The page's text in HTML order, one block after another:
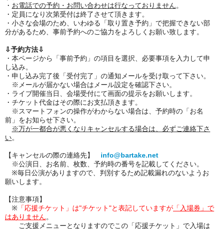
・ お電話での予約・お問い合わせは行なっておりません。
・定員になり次第受付は終了させて頂きます。
・小さな会場のため、いわゆる「取り置き予約」で把握できない部
分があるため、事前予約へのご協力をよろしくお願い致します。
⇩予約方法⇩
・本ページから「事前予約」の項目を選択、必要事項を入力して申
し込み。
・申し込み完了後「受付完了」の通知メールを受け取って下さい。
※メールが届かない場合はメール設定を確認下さい。
・ライブ開催当日、会場受付にて画面の提示をお願いします。
・チケット代金はその際にお支払頂きます。
※スマートフォンの操作がわからない場合は、予約時の「お名
前」をお知らせ下さい。
※万が一都合が悪くなりキャンセルする場合は、必ずご連絡下さ
い。
【キャンセルの際の連絡先】 info@bartake.net
※公演日、お名前、枚数、予約時の番号を記載してください。
※毎日公演がありますので、判別するため記載漏れのないようお
願いします。
【注意事項】
※ 「応援チケット」は"チケット"と表記していますが 「入場券」で
はありません。
ご支援メニューとなりますのでこの「応援チケット」で入場は